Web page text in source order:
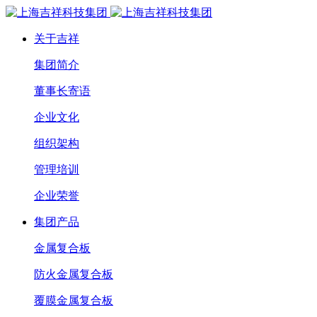
关于吉祥
集团简介
董事长寄语
企业文化
组织架构
管理培训
企业荣誉
集团产品
金属复合板
防火金属复合板
覆膜金属复合板